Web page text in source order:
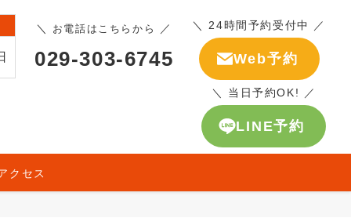
クセス
＼ お電話はこちらから ／
029-303-6745
＼ 24時間予約受付中 ／
Web予約
＼ 当日予約OK! ／
LINE予約